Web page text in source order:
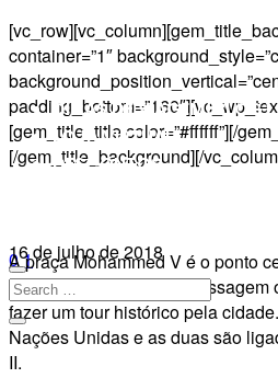
DICAS DE VIAGEM(BLOG)
LOJA VIRTUAL
DESCONTOS
container=”1″
[gem_title_title color=”#ffffff”][/
[/gem_title_background][/
01
16 de julho de 2018
A praça Mohammed V é o ponto
Casablanca e também passagem
fazer um tour histórico pela
Nações Unidas e as duas são
II.